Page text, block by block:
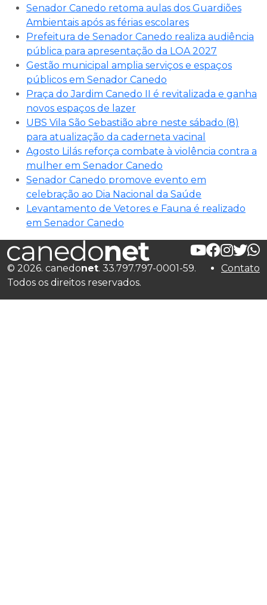
Senador Canedo retoma aulas dos Guardiões
Ambientais após as férias escolares
Prefeitura de Senador Canedo realiza audiência
pública para apresentação da LOA 2027
Gestão municipal amplia serviços e espaços
públicos em Senador Canedo
Praça do Jardim Canedo II é revitalizada e ganha
novos espaços de lazer
UBS Vila São Sebastião abre neste sábado (8)
para atualização da caderneta vacinal
Agosto Lilás reforça combate à violência contra a
mulher em Senador Canedo
Senador Canedo promove evento em
celebração ao Dia Nacional da Saúde
Levantamento de Vetores e Fauna é realizado
em Senador Canedo
© 2026. canedonet. 33.797.797-0001-59.
Todos os direitos reservados.
Contato